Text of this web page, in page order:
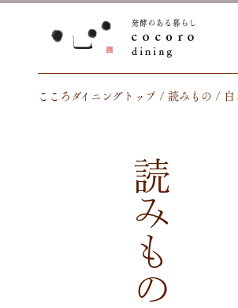
こころダイニングトップ 読みもの
読みもの